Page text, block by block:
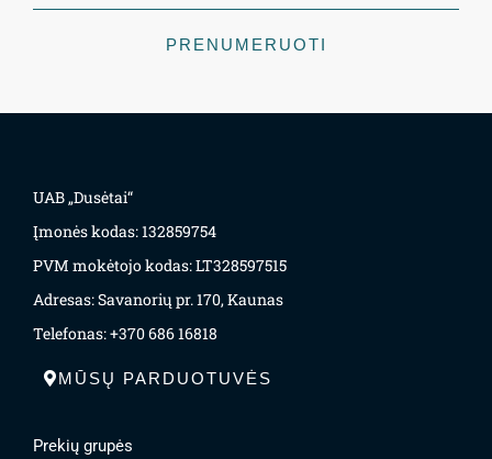
PRENUMERUOTI
UAB „Dusėtai“
Įmonės kodas: 132859754
PVM mokėtojo kodas: LT328597515
Adresas: Savanorių pr. 170, Kaunas
Telefonas: +370 686 16818
MŪSŲ PARDUOTUVĖS
Prekių grupės